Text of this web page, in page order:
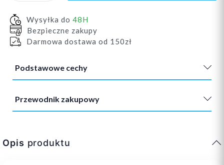
Wysyłka do 48H
Bezpieczne zakupy
Darmowa dostawa od 150zł
Podstawowe cechy
Przewodnik zakupowy
Opis produktu